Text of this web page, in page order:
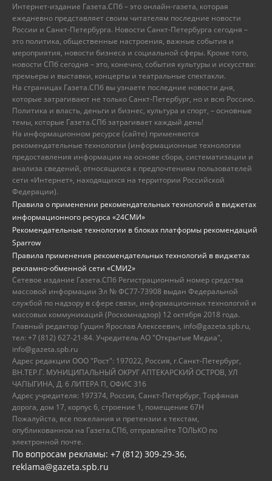
Интернет-издание Газета.СПб – это онлайн-газета, которая
ежедневно представляет своим читателям последние новости
России и Санкт-Петербурга. Новости Санкт-Петербурга сегодня –
это политика, общественные настроения, важные события и
мероприятия, новости бизнеса и социальной сферы. Кроме того,
новости СПб сегодня – это, конечно, события культуры и искусства:
премьеры и выставки, концерты и театральные спектакли.
На страницах Газета.СПб вы узнаете последние новости дня,
которые затрагивают не только Санкт-Петербург, но и всю Россию.
Политика и власть, деньги и бизнес, культура и спорт, – основные
темы, которые Газета.СПб затрагивает каждый день!
На информационном ресурсе (сайте) применяются
рекомендательные технологии (информационные технологии
предоставления информации на основе сбора, систематизации и
анализа сведений, относящихся к предпочтениям пользователей
сети «Интернет», находящихся на территории Российской
Федерации).
Правила о применении рекомендательных технологий в виджетах
информационного ресурса «24СМИ»
Рекомендательные технологии в блоках платформы рекомендаций
Sparrow
Правила применения рекомендательных технологий в виджетах
рекламно-обменной сети «СМИ2»
Сетевое издание Газета.СПб Регистрационный номер средства
массовой информации Эл № ФС77-73908 выдан Федеральной
службой по надзору в сфере связи, информационных технологий и
массовых коммуникаций (Роскомнадзор) 12 октября 2018 года.
Главный редактор Гущин Ярослав Алексеевич, info@gazeta.spb.ru,
тел: +7 (812) 627-21-84. Учредитель АО "Открытые Медиа",
info@gazeta.spb.ru
Адрес редакции ООО "Рост": 197022, Россия, г.Санкт-Петербург,
ВН.ТЕР.Г. МУНИЦИПАЛЬНЫЙ ОКРУГ АПТЕКАРСКИЙ ОСТРОВ, УЛ
ЧАПЫГИНА, Д. 6 ЛИТЕРА П, ОФИС 316
Адрес учредителя: 197374, Россия, Санкт-Петербург, Торфяная
дорога, дом 17, корпус 6, строение 1, помещение 67Н
Пожалуйста, все пожелания и претензии к текстам,
опубликованном на Газета.СПб, отправляйте ТОЛЬКО по
электронной почте.
По вопросам рекламы: +7 (812) 309-29-36,
reklama@gazeta.spb.ru